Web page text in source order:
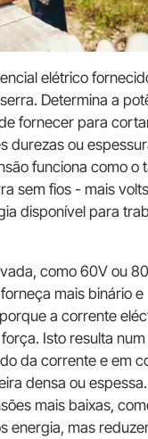
elétrico
Determina a
fornecer para
durezas ou
funciona como o
sem fios - mais volts
disponível para
como 60V ou
mais binário e
a corrente
Isto resulta num
da corrente e em
densa ou
mais baixas,
energia, mas